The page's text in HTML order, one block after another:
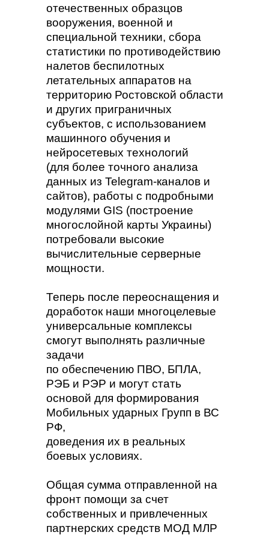
отечественных образцов
вооружения, военной и
специальной техники, сбора
статистики по противодействию
налетов беспилотных
летательных аппаратов на
территорию Ростовской области
и других приграничных
субъектов, с использованием
машинного обучения и
нейросетевых технологий
(для более точного анализа
данных из Telegram-каналов и
сайтов), работы с подробными
модулями GIS (построение
многослойной карты Украины)
потребовали высокие
вычислительные серверные
мощности.
Теперь после переоснащения и
доработок наши многоцелевые
универсальные комплексы
смогут выполнять различные
задачи
по обеспечению ПВО, БПЛА,
РЭБ и РЭР и могут стать
основой для формирования
Мобильных ударных Групп в ВС
РФ,
доведения их в реальных
боевых условиях.
Общая сумма отправленной на
фронт помощи за счет
собственных и привлеченных
партнерских средств МОД МЛР